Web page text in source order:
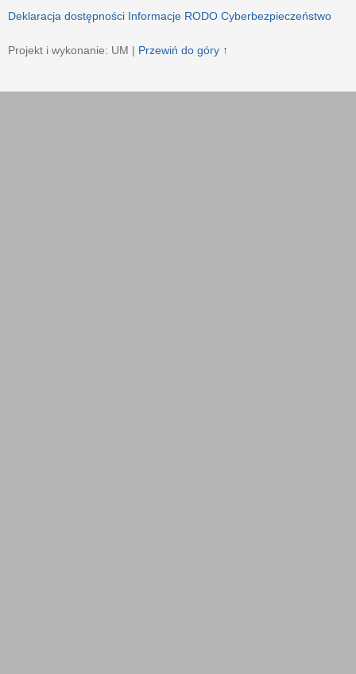
Deklaracja dostępności Informacje RODO Cyberbezpieczeństwo
Projekt i wykonanie: UM | Przewiń do góry ↑